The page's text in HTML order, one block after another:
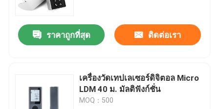
ราคาถูกที่สุด ติดต่อเรา
เครื่องวัดเทปเลเซอร์ดิจิตอล Micro
LDM 40 ม. มัลติฟังก์ชั่น
MOQ：500